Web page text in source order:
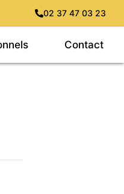
02 37 47 03 23
Contact